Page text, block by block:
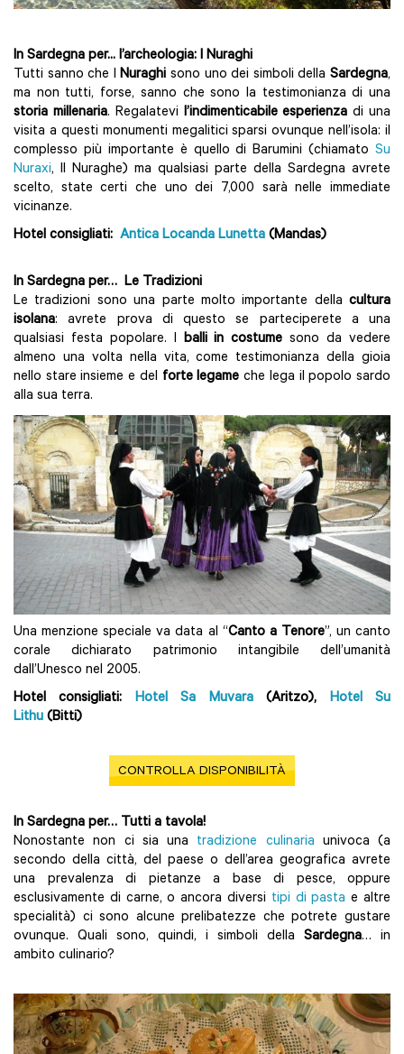
In Sardegna per... l’archeologia: I Nuraghi
Tutti sanno che INuraghi sono uno dei simboli dellaSardegna,
ma non tutti, forse, sanno che sono la testimonianza di una
storia millenaria. Regalatevi l’indimenticabile esperienza di una
visita a questi monumenti megalitici sparsi ovunque nell’isola: il
complesso più importante è quello di Barumini (chiamato Su
Nuraxi, Il Nuraghe) ma qualsiasi parte della Sardegna avrete
scelto, state certi che uno dei 7,000 sarà nelle immediate
vicinanze.
Hotel consigliati: Antica Locanda Lunetta (Mandas)
In Sardegna per… Le Tradizioni
Le tradizioni sono una parte molto importante della cultura
isolana: avrete prova di questo se parteciperete a una
qualsiasi festa popolare. I balli in costume sono da vedere
almeno una volta nella vita, come testimonianza della gioia
nello stare insieme e del forte legame che lega il popolo sardo
alla sua terra.
Una menzione speciale va data al “Canto a Tenore”, un canto
corale dichiarato patrimonio intangibile dell’umanità
dall’Unesco nel 2005.
Hotel consigliati: Hotel Sa Muvara(Aritzo), Hotel Su
Lithu (Bitti)
CONTROLLA DISPONIBILITÀ
In Sardegna per… Tutti a tavola!
Nonostante non ci sia una tradizione culinaria univoca (a
secondo della città, del paese o dell’area geografica avrete
una prevalenza di pietanze a base di pesce, oppure
esclusivamente di carne, o ancora diversi tipi di pasta e altre
specialità) ci sono alcune prelibatezze che potrete gustare
ovunque. Quali sono, quindi, i simboli della Sardegna… in
ambito culinario?